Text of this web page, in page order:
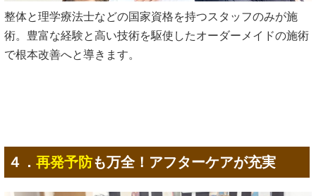
整体と理学療法士などの国家資格を持つスタッフのみが施
術。豊富な経験と高い技術を駆使したオーダーメイドの施術
で根本改善へと導きます。
４． 再発予防も万全！アフターケアが充実